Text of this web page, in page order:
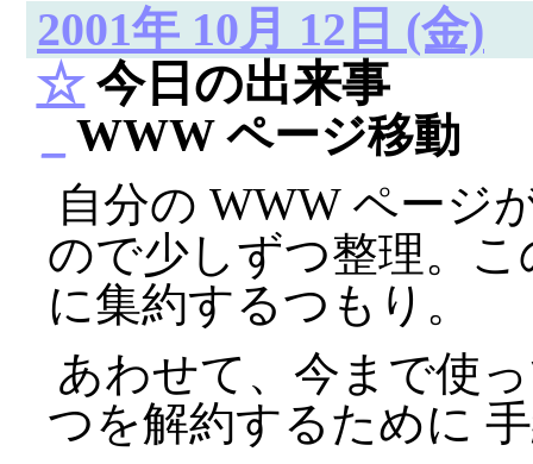
2001年 10月 12日 (金)
☆今日の出来事
WWW ページ移動
自分の WWW ページ
ので少しずつ整理。
に集約するつもり。
あわせて、今まで使
つを解約するために